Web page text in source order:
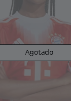
Agotado